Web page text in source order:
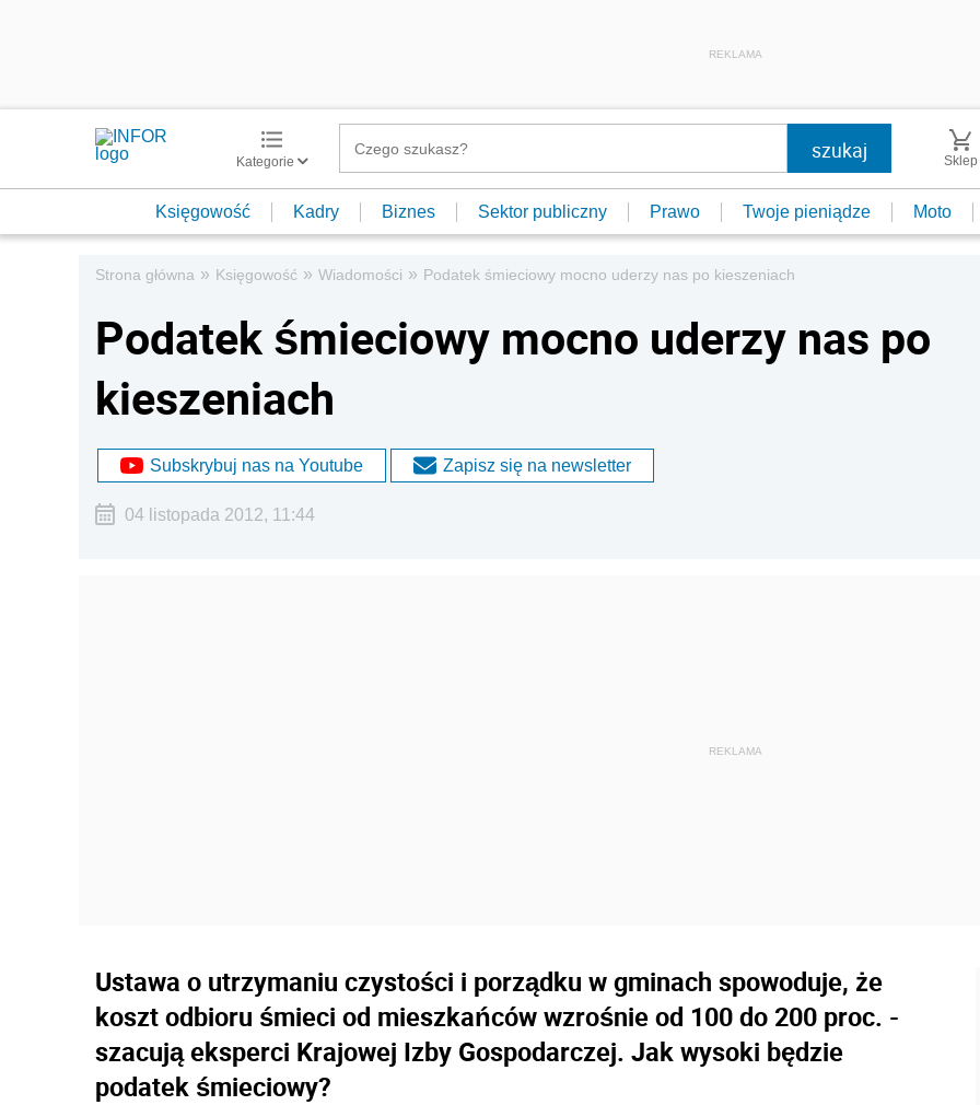
REKLAMA
Kategorie Sklep
Księgowość Kadry Biznes Sektor publiczny Prawo Twoje pieniądze Moto
Strona główna » Księgowość » Wiadomości » Podatek śmieciowy mocno uderzy nas po kieszeniach
Podatek śmieciowy mocno uderzy nas po
kieszeniach
Subskrybuj nas na Youtube Zapisz się na newsletter
04 listopada 2012, 11:44
Ustawa o utrzymaniu czystości i porządku w gminach spowoduje, że
koszt odbioru śmieci od mieszkańców wzrośnie od 100 do 200 proc. -
szacują eksperci Krajowej Izby Gospodarczej. Jak wysoki będzie
podatek śmieciowy?